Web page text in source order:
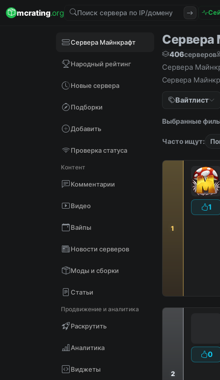
mcrating.org
Сервера Майнкрафт
Народный рейтинг
Новые сервера
Подборки
Добавить
Проверка статуса
Контент
Комментарии
Видео
Вайпы
Новости серверов
Моды и сборки
Статьи
Продвижение и аналитика
Раскрутить
Аналитика
Виджеты
Сервера
406серверов
Сервера
Сервера
Вайтлист
Выбранные
Часто ищут:
1
1
2
0